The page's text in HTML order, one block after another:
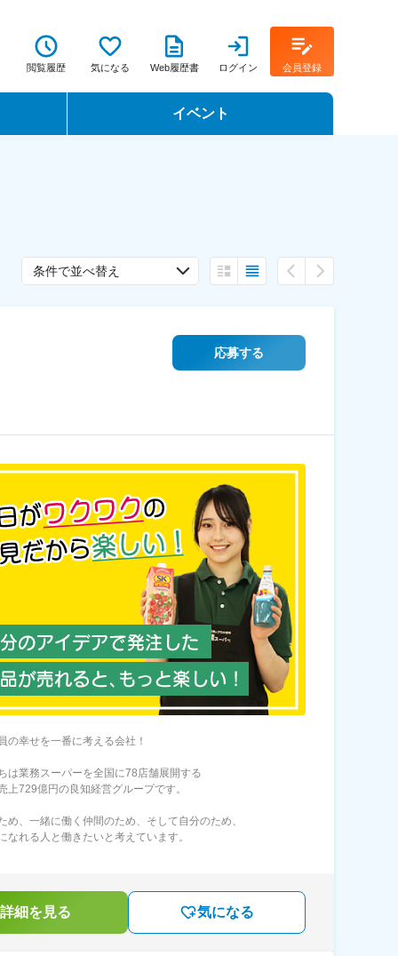
閲覧履歴 気になる Web履歴書 ログイン 会員登録
イベント
条件で並べ替え
応募する
の幸せを一番に考える会社！
は業務スーパーを全国に78店舗展開する
上729億円の良知経営グループです。
め、一緒に働く仲間のため、そして自分のため、
なれる人と働きたいと考えています。
細を見る 気になる